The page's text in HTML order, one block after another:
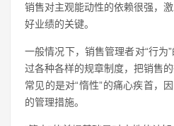
销售对主观能动性的依赖很强，
好业绩的关键。
一般情况下，销售管理者对“行为
过各种各样的规章制度，把销售
常见的是对“惰性”的痛心疾首，
的管理措施。